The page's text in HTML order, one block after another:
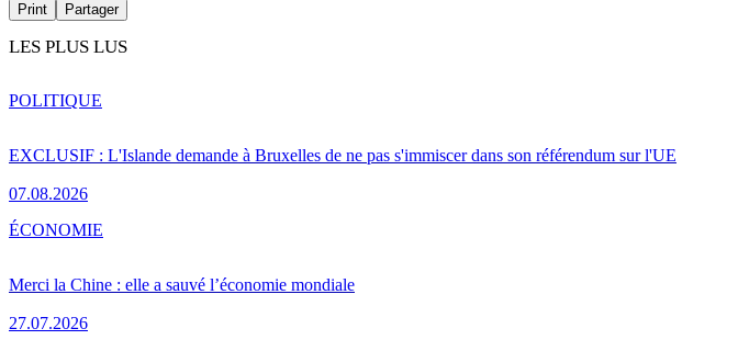
Print Partager
LES PLUS LUS
EXCLUSIF : L'Islande demande à Bruxelles de ne pas s'immiscer dans son référendum sur l'UE
07.08.2026
POLITIQUE
Merci la Chine : elle a sauvé l’économie mondiale
27.07.2026
ÉCONOMIE